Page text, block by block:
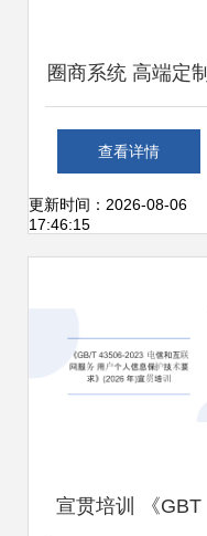
圈商系统 高端定制
服务，满足企业个
性需求与个人互联
查看详情
更新时间：2026-08-06
17:46:15
宣贯培训 《GBT